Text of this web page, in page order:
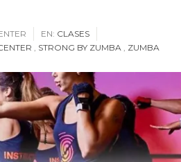
EN: CLASES
, STRONG BY ZUMBA , ZUMBA